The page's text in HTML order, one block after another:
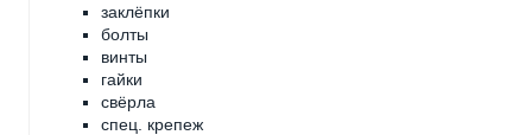
заклёпки
болты
винты
гайки
свёрла
спец. крепеж